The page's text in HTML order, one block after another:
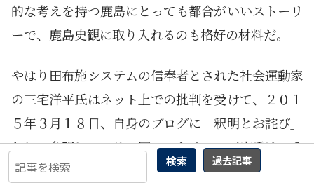
検索 過去記事
的な考えを持つ鹿島にとっても都合がいいストーリ
ーで、鹿島史観に取り入れるのも格好の材料だ。
やはり田布施システムの信奉者とされた社会運動家
の三宅洋平氏はネット上での批判を受けて、２０１
５年３月１８日、自身のブログに「釈明とお詫び」
として弁明している。同エントリーで三宅氏はこう
述べている。